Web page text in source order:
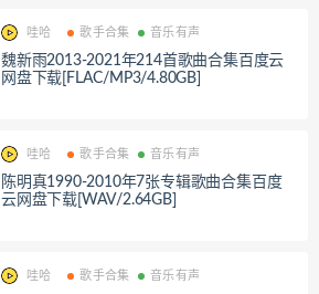
哇哈 歌手合集 音乐有声
魏新雨2013-2021年214首歌曲合集百度云
网盘下载[FLAC/MP3/4.80GB]
哇哈 歌手合集 音乐有声
陈明真1990-2010年7张专辑歌曲合集百度
云网盘下载[WAV/2.64GB]
哇哈 歌手合集 音乐有声